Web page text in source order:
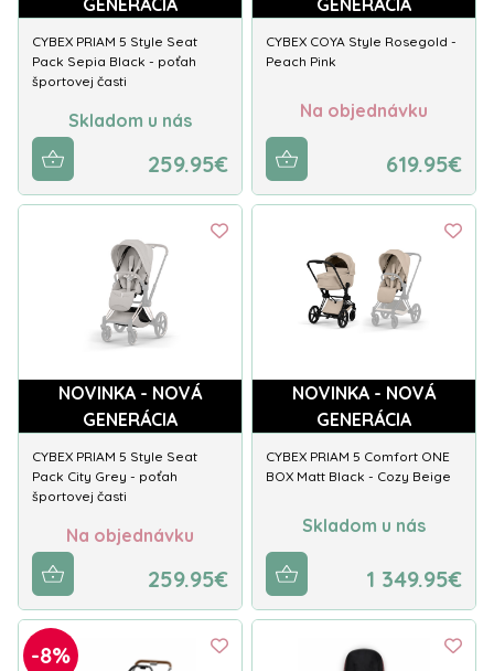
GENERÁCIA
CYBEX PRIAM 5 Style Seat
Pack Sepia Black - poťah
športovej časti
Skladom u nás
259.95€
GENERÁCIA
CYBEX COYA Style Rosegold -
Peach Pink
Na objednávku
619.95€
NOVINKA - NOVÁ
GENERÁCIA
CYBEX PRIAM 5 Style Seat
Pack City Grey - poťah
športovej časti
Na objednávku
259.95€
NOVINKA - NOVÁ
GENERÁCIA
CYBEX PRIAM 5 Comfort ONE
BOX Matt Black - Cozy Beige
Skladom u nás
1 349.95€
-8%